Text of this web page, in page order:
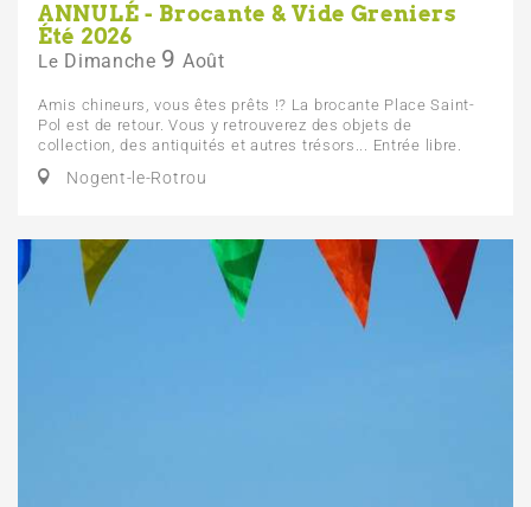
ANNULÉ - Brocante & Vide Greniers
Été 2026
Le Dimanche 9 Août
Amis chineurs, vous êtes prêts !? La brocante Place Saint-
Pol est de retour. Vous y retrouverez des objets de
collection, des antiquités et autres trésors... Entrée libre.
Nogent-le-Rotrou